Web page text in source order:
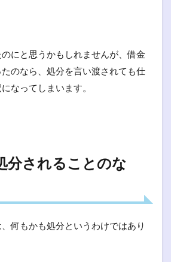
にと思うかもしれませんが、借金
のなら、処分を言い渡されても仕
なってしまいます。
分されることのな
何もかも処分というわけではあり